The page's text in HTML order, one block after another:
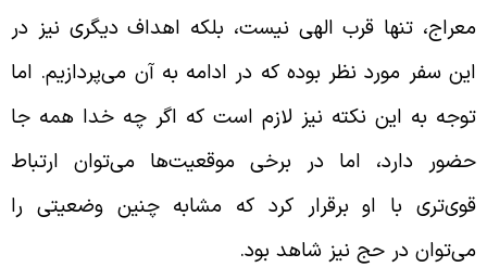
تنها قرب الهی نیست، بلکه اهداف دیگری نیز در
سفر مورد نظر بوده که در ادامه به آن می‌‌پردازیم. اما
به این نکته نیز لازم است که اگر چه خدا همه جا
دارد، اما در برخی موقعیت‌‌ها می‌‌توان ارتباط
با او برقرار کرد که مشابه چنین وضعیتی را
در حج نیز شاهد بود.